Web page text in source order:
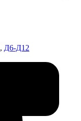
, Д6-Д12